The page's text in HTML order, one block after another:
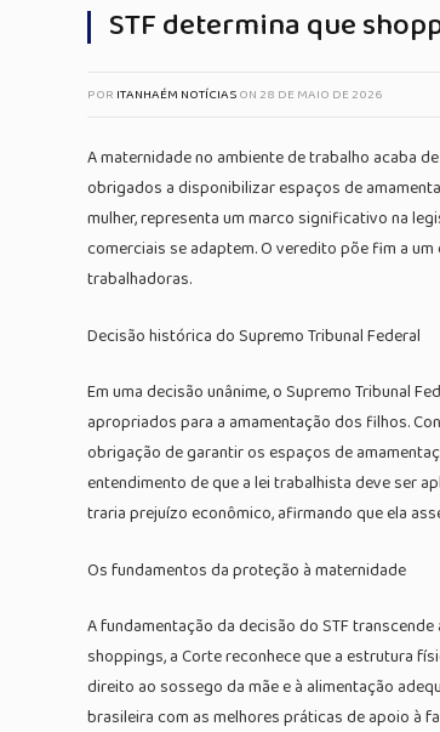
STF determina que
POR ITANHAÉM NOTÍCIASON28 DE MAIO DE 2026
A maternidade no ambiente de trabalho acaba
obrigados a disponibilizar espaços de
mulher, representa um marco significativo na
comerciais se adaptem. O veredito põe fim a
trabalhadoras.
Decisão histórica do Supremo Tribunal Federal
Em uma decisão unânime, o Supremo Tribunal
apropriados para a amamentação dos filhos.
obrigação de garantir os espaços de
entendimento de que a lei trabalhista deve ser
traria prejuízo econômico, afirmando que ela
Os fundamentos da proteção à maternidade
A fundamentação da decisão do STF
shoppings, a Corte reconhece que a estrutura
direito ao sossego da mãe e à alimentação
brasileira com as melhores práticas de apoio à